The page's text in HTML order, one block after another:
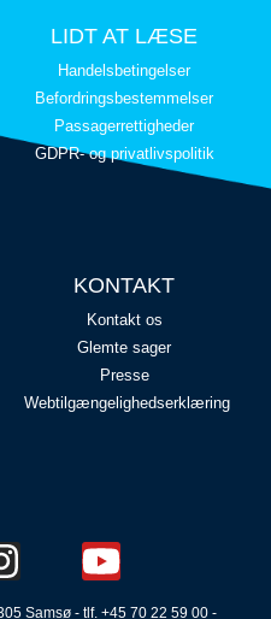
LIDT AT LÆSE
Handelsbetingelser
Befordringsbestemmelser
Passagerrettigheder
GDPR- og privatlivspolitik
KONTAKT
Kontakt os
Glemte sager
Presse
Webtilgængelighedserklæring
Samsø - tlf. +45 70 22 59 00 -